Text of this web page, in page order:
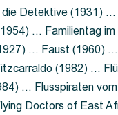
Detektive (1931) …
… Familientag im
… Faust (1960) …
(1982) …
… Flusspiraten
Doctors of East